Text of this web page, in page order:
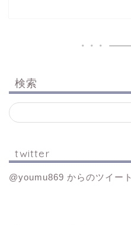
検索
twitter
@youmu869 からのツイート